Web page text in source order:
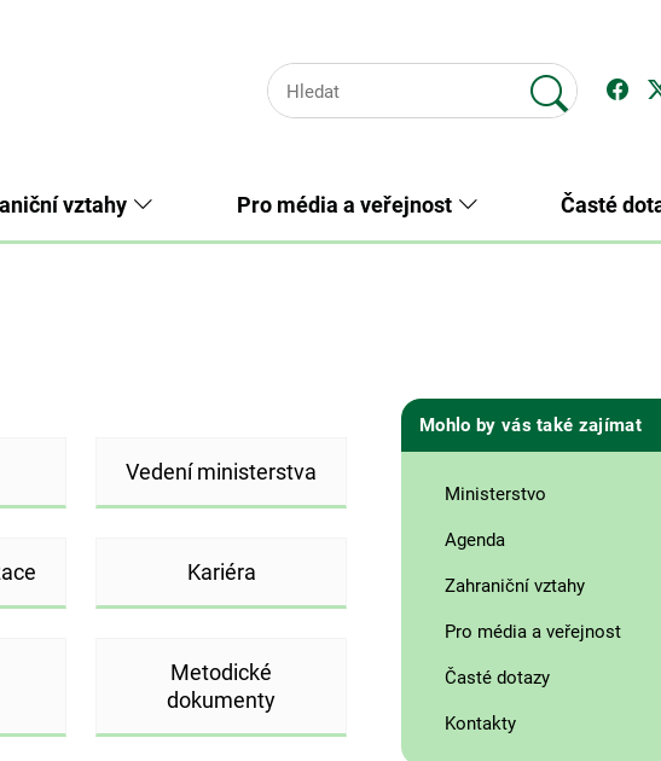
vztahy Pro média a veřejnost Časté
Vedení ministerstva
Kariéra
Metodické
dokumenty
Mohlo by vás také zajímat
Ministerstvo
Agenda
Zahraniční vztahy
Pro média a veřejnost
Časté dotazy
Kontakty